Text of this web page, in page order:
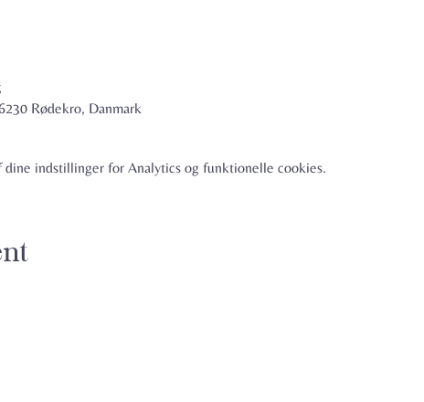
Rødekro, Danmark
indstillinger for Analytics og funktionelle cookies.